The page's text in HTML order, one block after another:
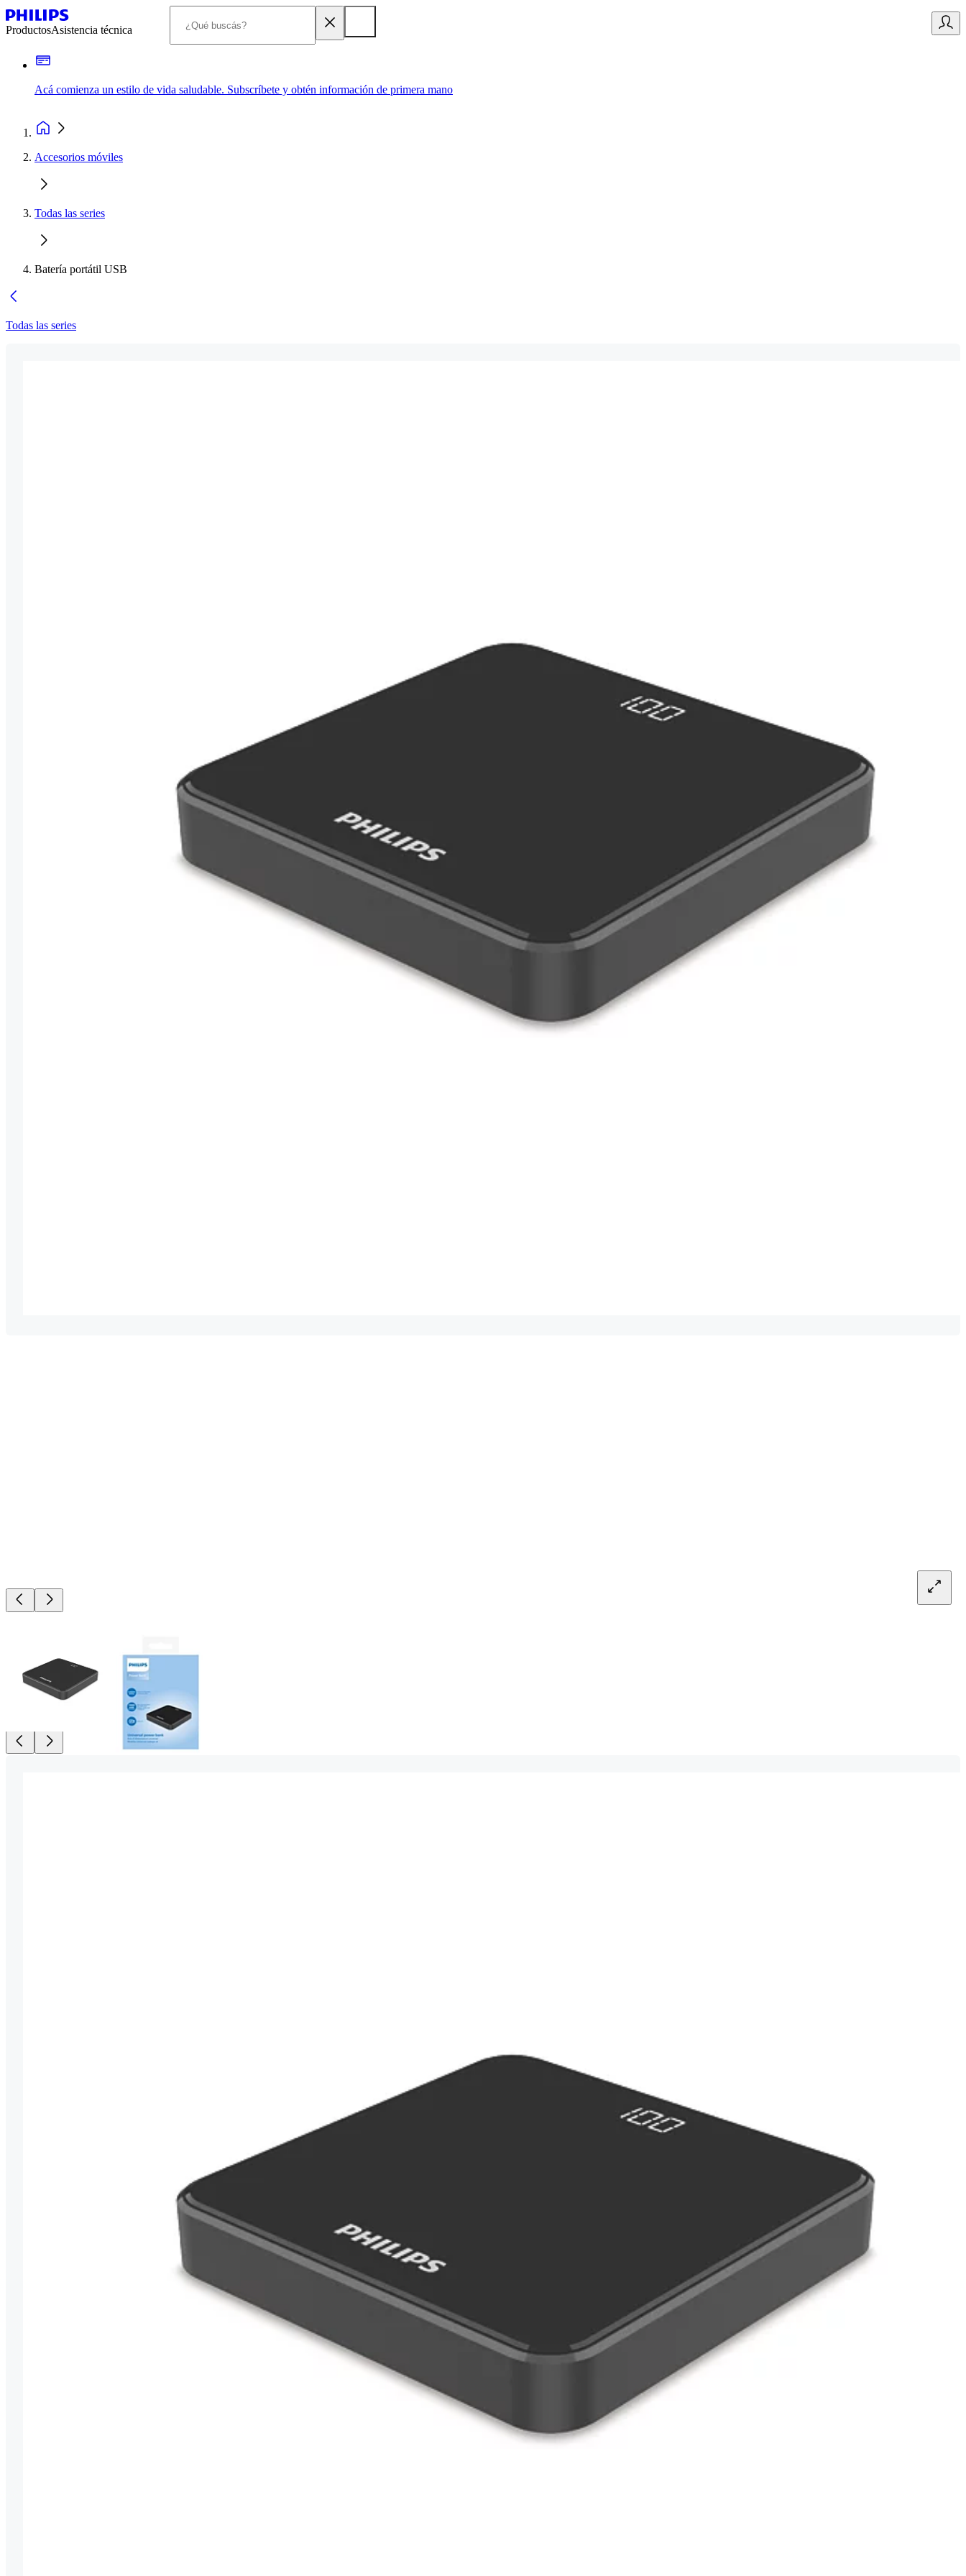
ProductosAsistencia técnica
Acá comienza un estilo de vida saludable. Subscríbete y obtén información de primera mano
Accesorios móviles
Todas las series
Batería portátil USB
Todas las series